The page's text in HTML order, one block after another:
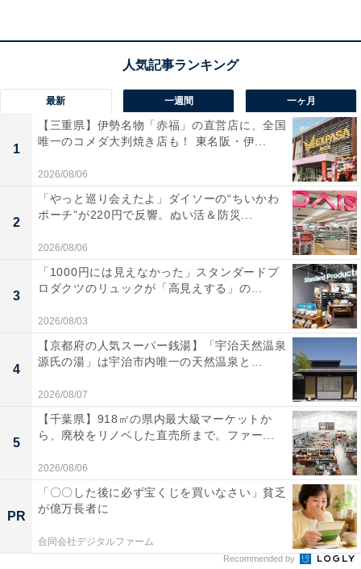
国や自治体からの公的補助が少なく、
利用する場合は月数万円以上の大きな経済的負担が必要
ドリームが夜間保育を行っていることに対して、世間の
風当たりは決して優しいものではありません。施設長を
務める野村幸加さんは、このように話します。
「夜間保育を始めた当初は、ほかの保育園から『夜間保
育は育児放棄を助長することになる』と批判されたこと
もありました」
夜も預かる場所があるから、それを頼りにして親が子ど
もを放っておくようになる、という理屈です。
「夜は子どもは親といるべき」「自分の家で眠るべき」
という固定観念から見れば、そう映るのかもしれませ
ん。しかし、野村さんはこう続けます。
「そういう考えも理解できます。しかし、目の前に夜間
保育を必要としている子がいることも事実です。私たち
が夜間保育をやらなければ、そういう子たちは行き場所
最新 一週間 一ヶ月
1
【三重県】伊勢名物「赤福」の直営店に、全国
唯一のコメダ大判焼き店も！ 東名阪・伊...
2026/08/06
2
「やっと巡り会えたよ」ダイソーの“ちいかわ
ポーチ”が220円で反響。ぬい活＆防災...
2026/08/06
3
「1000円には見えなかった」スタンダードプ
ロダクツのリュックが「高見えする」の...
2026/08/03
4
【京都府の人気スーパー銭湯】「宇治天然温泉
源氏の湯」は宇治市内唯一の天然温泉と...
2026/08/07
5
【千葉県】918㎡の県内最大級マーケットか
ら、廃校をリノベした直売所まで。ファー...
2026/08/06
PR
「〇〇した後に必ず宝くじを買いなさい」貧乏
が億万長者に
合同会社デジタルファーム
Recommended by